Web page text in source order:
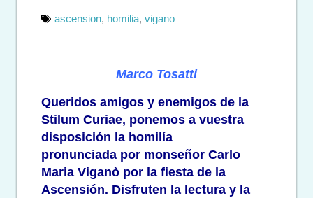
ascension, homilia, vigano
Marco Tosatti
Queridos amigos y enemigos de la
Stilum Curiae, ponemos a vuestra
disposición la homilía
pronunciada por monseñor Carlo
Maria Viganò por la fiesta de la
Ascensión. Disfruten la lectura y la